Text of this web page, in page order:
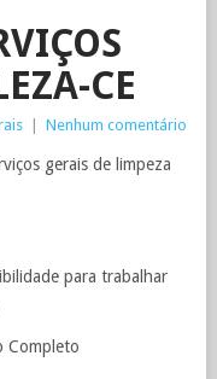
CE
Nenhum comentário
gerais de limpeza
para trabalhar
Completo